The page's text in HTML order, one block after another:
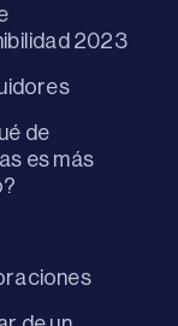
2023
de
es más